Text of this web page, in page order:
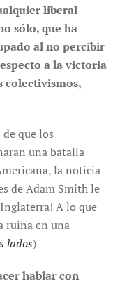
liberal
sólo, que ha
al no percibir
a la victoria
colectivismos,
que los
una batalla
la noticia
de Adam Smith le
A lo que
ruina en una
lados)
hablar con